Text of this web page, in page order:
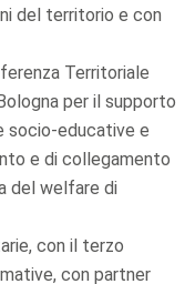
del territorio e con
Territoriale
per il supporto
socio-educative e
e di collegamento
del welfare di
con il terzo
con partner